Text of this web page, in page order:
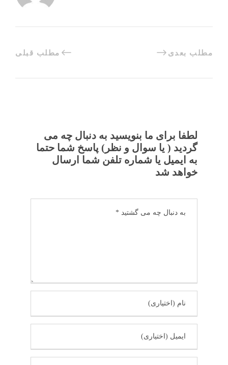
مطلب قبلی مطلب بعدی
لطفا برای ما بنویسید به دنبال چه می
گردید ( یا سوال و نظر) پاسخ شما حتما
به ایمیل یا شماره تلفن شما ارسال
خواهد شد